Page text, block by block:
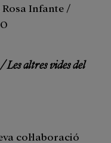
Rosa Infante /
Les altres vides del
col·laboració